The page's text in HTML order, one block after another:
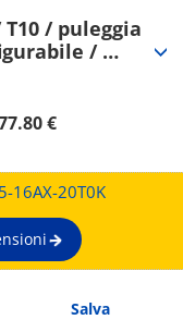
/ puleggia
/
/ T10-25
€
16AX-20T0K
Salva